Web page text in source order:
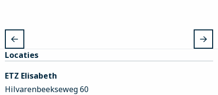
Site
footer
Locaties
ETZ Elisabeth
Hilvarenbeekseweg 60